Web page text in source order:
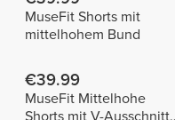
MuseFit Shorts mit
mittelhohem Bund
€39.99
MuseFit Mittelhohe